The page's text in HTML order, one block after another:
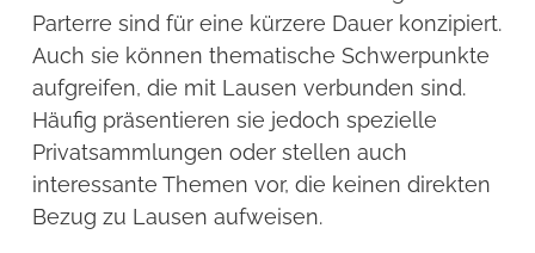
Parterre sind für eine kürzere Dauer konzipiert.
Auch sie können thematische Schwerpunkte
aufgreifen, die mit Lausen verbunden sind.
Häufig präsentieren sie jedoch spezielle
Privatsammlungen oder stellen auch
interessante Themen vor, die keinen direkten
Bezug zu Lausen aufweisen.